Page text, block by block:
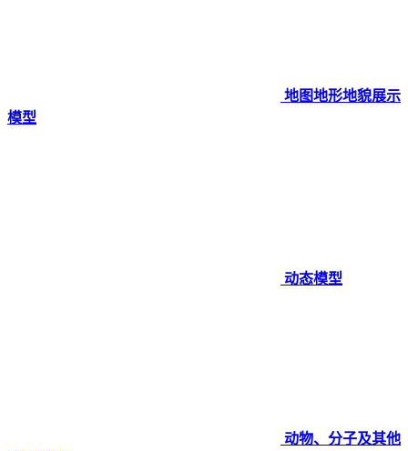
地图地形地貌展示
模型
动态模型
动物、分子及其他